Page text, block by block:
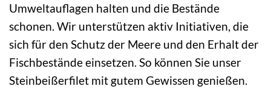
Umweltauflagen halten und die Bestände
schonen. Wir unterstützen aktiv Initiativen, die
sich für den Schutz der Meere und den Erhalt der
Fischbestände einsetzen. So können Sie unser
Steinbeißerfilet mit gutem Gewissen genießen.